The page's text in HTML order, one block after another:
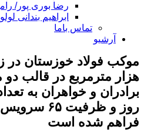
رضا بوری پور/
ابراهیم بندانی
تماس باما
آرشیو
هزار مترمربع در قالب
روز و
فراهم شده است